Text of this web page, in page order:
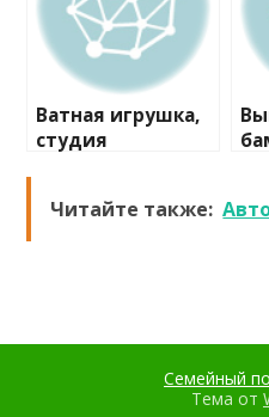
Ватная игрушка,
студия
Читайте также:
Семейный
Тема от